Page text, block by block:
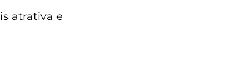
atrativa e